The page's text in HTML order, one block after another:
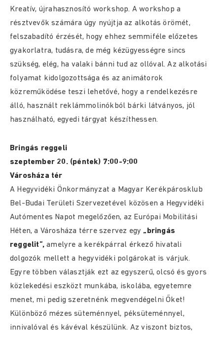
Kreatív, újrahasznosító workshop. A workshop a
résztvevők számára úgy nyújtja az alkotás örömét,
felszabadító érzését, hogy ehhez semmiféle előzetes
gyakorlatra, tudásra, de még kézügyességre sincs
szükség, elég, ha valaki bánni tud az ollóval. Az alkotási
folyamat kidolgozottsága és az animátorok
közreműködése teszi lehetővé, hogy a rendelkezésre
álló, használt reklámmolinókból bárki látványos, jól
használható, egyedi tárgyat készíthessen.
Bringás reggeli
szeptember 20. (péntek) 7:00-9:00
Városháza tér
A Hegyvidéki Önkormányzat a Magyar Kerékpárosklub
Bel-Budai Területi Szervezetével közösen a Hegyvidéki
Autómentes Napot megelőzően, az Európai Mobilitási
Héten, a Városháza térre szervez egy „bringás
reggelit”, amelyre a kerékpárral érkező hivatali
dolgozók mellett a hegyvidéki polgárokat is várjuk.
Egyre többen választják ezt az egyszerű, olcsó és gyors
közlekedési eszközt munkába, iskolába, egyetemre
menet, mi pedig szeretnénk megvendégelni Őket!
Különböző mézes süteménnyel, péksüteménnyel,
innivalóval és kávéval készülünk. Az viszont biztos,